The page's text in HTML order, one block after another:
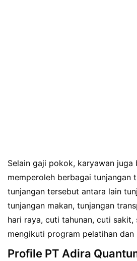
Selain gaji pokok, karyawan juga
memperoleh berbagai tunjangan
tunjangan tersebut antara lain
tunjangan makan, tunjangan
hari raya, cuti tahunan, cuti
mengikuti program pelatihan dan
Profile PT Adira